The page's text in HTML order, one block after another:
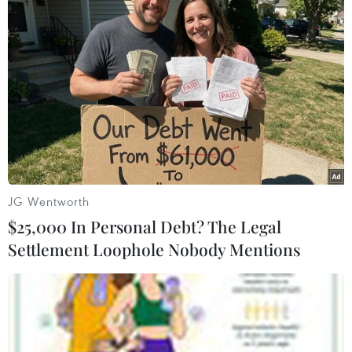
06/08/2026 23:55
Hợp tác quốc phòng-an ninh giữa
Việt Nam và Lào ngày càng thực chất,
hiệu quả
06/08/2026 22:51
Quan hệ quốc phòng Việt Nam-
Malaysia: Gắn kết chính trị, hợp tác
06/08/2026 22:47
Kinh nghiệm Đổi mới của Việt Nam
hỗ trợ Lào xây dựng nền kinh tế độc
lập, tự chủ
JG Wentworth
$25,000 In Personal Debt? The Legal
Settlement Loophole Nobody Mentions